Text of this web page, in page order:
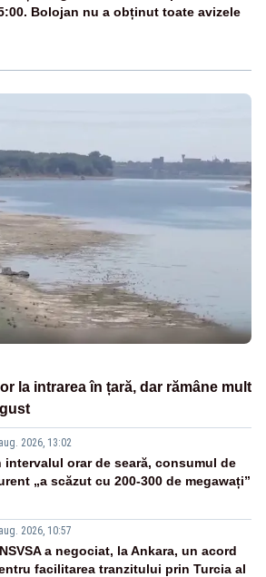
Bolojan nu a obținut toate avizele
la intrarea în țară, dar rămâne mult
2026, 13:02
intervalul orar de seară, consumul de
„a scăzut cu 200-300 de megawați”
2026, 10:57
a negociat, la Ankara, un acord
facilitarea tranzitului prin Turcia al